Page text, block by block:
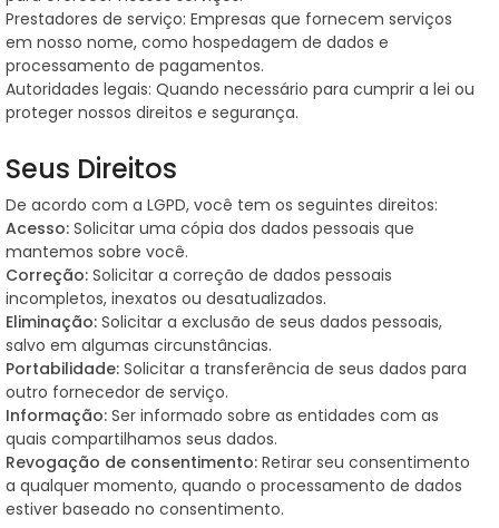
Prestadores de serviço: Empresas que fornecem serviços
em nosso nome, como hospedagem de dados e
processamento de pagamentos.
Autoridades legais: Quando necessário para cumprir a lei ou
proteger nossos direitos e segurança.
Seus Direitos
De acordo com a LGPD, você tem os seguintes direitos:
Acesso: Solicitar uma cópia dos dados pessoais que
mantemos sobre você.
Correção: Solicitar a correção de dados pessoais
incompletos, inexatos ou desatualizados.
Eliminação: Solicitar a exclusão de seus dados pessoais,
salvo em algumas circunstâncias.
Portabilidade: Solicitar a transferência de seus dados para
outro fornecedor de serviço.
Informação: Ser informado sobre as entidades com as
quais compartilhamos seus dados.
Revogação de consentimento: Retirar seu consentimento
a qualquer momento, quando o processamento de dados
estiver baseado no consentimento.